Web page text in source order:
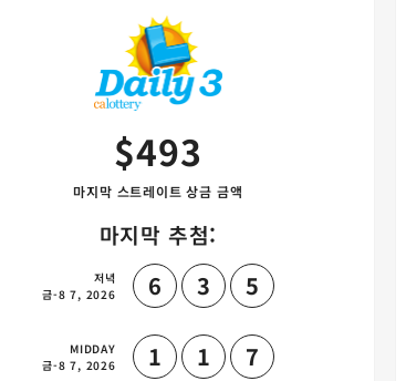
Daily 3 게임 카드
$493
마지막 스트레이트 상금 금액
마지막 추첨:
저녁
금-8 7, 2026
6 3 5
MIDDAY
금-8 7, 2026
1 1 7